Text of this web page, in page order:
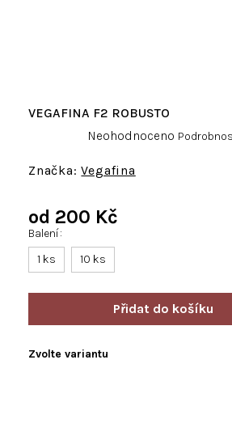
Balení
1 ks
10 ks
od 200 Kč
Zvolte variantu
VEGAFINA F2 ROBUSTO
Vegafina
Průměrné
produktu
z
hvězdiček.
Neohodnoceno